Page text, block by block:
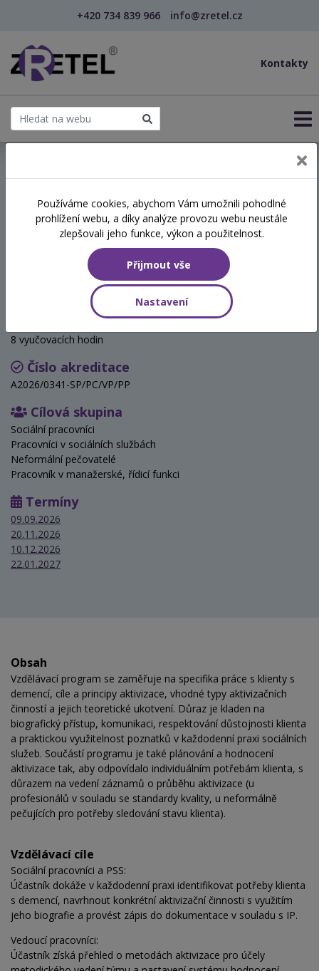
+420 734 839 966 info@zretel.cz
Kontakty
Aktivizace klientů s
demencí – smysluplně,
bezpečně a s respektem
Hodinová dotace
8 vyučovacích hodin
Číslo akreditace
A2026/0341-SP/PC/VP/PP
Cílová skupina
Sociální pracovníci
Pracovníci v sociálních službách
Neformální pečovatelé
Pracovník v manažerské, řídicí funkci
Termíny
09.09.2026
20.11.2026
10.12.2026
22.01.2027
Obsah
Vzdělávací program se zaměřuje na specifika práce s klienty s
demencí, cíle a principy aktivizace, vhodné typy aktivizačních
činností a jejich teoretické ukotvení. Důraz je kladen na
biografický přístup, komunikaci, respektování důstojnosti klienta
a praktickou využitelnost poznatků v každodenní praxi sociálních
služeb. Součástí programu je také plánování a hodnocení
aktivizace tak, aby odpovídalo individuálním potřebám klienta, s
důrazem na vedení záznamů o průběhu aktivizace (u
profesionálů v souladu se standardy kvality, u neformálně
pečujících pro potřeby sledování stavu klienta).
Vzdělávací cíle
Sociální pracovníci a PSS:
Účastník dokáže v každodenní praxi identifikovat potřeby klienta
s demencí, navrhnout konkrétní aktivizační činnosti s využitím
jeho biografie a provést zápis do dokumentace v souladu s IP.
Vedoucí pracovníci:
Účastník získá přehled o metodách aktivizace pro účely
Používáme cookies, abychom Vám umožnili pohodlné
prohlížení webu, a díky analýze provozu webu neustále
zlepšovali jeho funkce, výkon a použitelnost.
Přijmout vše
Nastavení